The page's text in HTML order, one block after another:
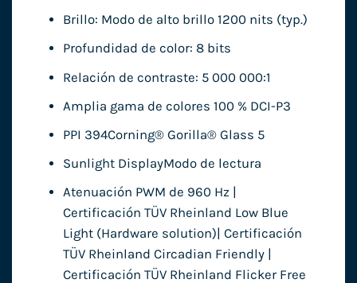
Brillo: Modo de alto brillo 1200 nits (typ.)
Profundidad de color: 8 bits
Relación de contraste: 5 000 000:1
Amplia gama de colores 100 % DCI-P3
PPI 394Corning® Gorilla® Glass 5
Sunlight DisplayModo de lectura
Atenuación PWM de 960 Hz |
Certificación TÜV Rheinland Low Blue
Light (Hardware solution)| Certificación
TÜV Rheinland Circadian Friendly |
Certificación TÜV Rheinland Flicker Free